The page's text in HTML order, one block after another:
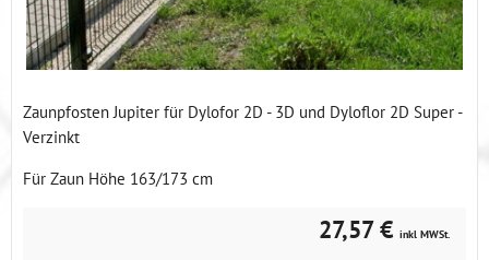
Zaunpfosten Jupiter für Dylofor 2D - 3D und Dyloflor 2D Super -
Verzinkt
Für Zaun Höhe 163/173 cm
27,57 € inkl MWSt.